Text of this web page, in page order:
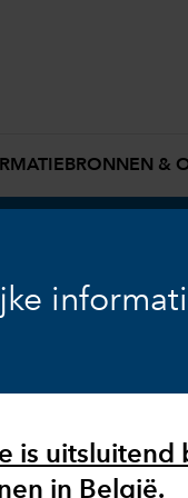
is
in België.
&